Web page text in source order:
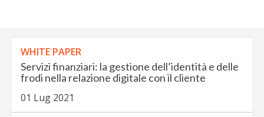
WHITE PAPER
Servizi finanziari: la gestione dell’identità e delle
frodi nella relazione digitale con il cliente
01 Lug 2021